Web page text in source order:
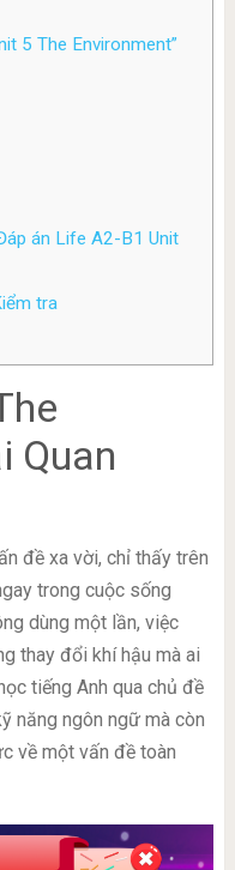
5 The Environment”
án Life A2-B1 Unit
tra
Quan
đề xa vời, chỉ thấy trên
trong cuộc sống
dùng một lần, việc
thay đổi khí hậu mà ai
tiếng Anh qua chủ đề
năng ngôn ngữ mà còn
về một vấn đề toàn